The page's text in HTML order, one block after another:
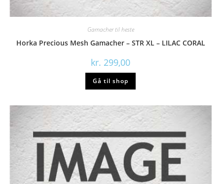
Gamacher til heste
Horka Precious Mesh Gamacher – STR XL – LILAC CORAL
kr. 299,00
Gå til shop